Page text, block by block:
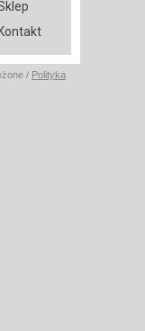
Kontakt
/ Polityka